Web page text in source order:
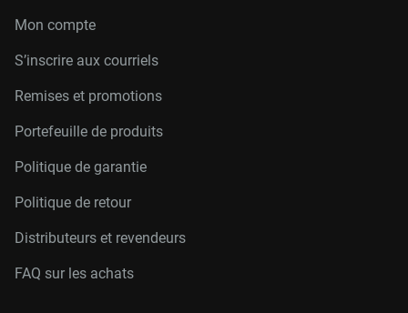
Mon compte
S’inscrire aux courriels
Remises et promotions
Portefeuille de produits
Politique de garantie
Politique de retour
Distributeurs et revendeurs
FAQ sur les achats